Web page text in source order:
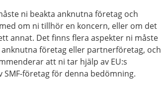
ni beakta anknutna företag och
om ni tillhör en koncern, eller om det
annat. Det finns flera aspekter ni måste
företag eller partnerföretag, och
att ni tar hjälp av EU:s
företag för denna bedömning.